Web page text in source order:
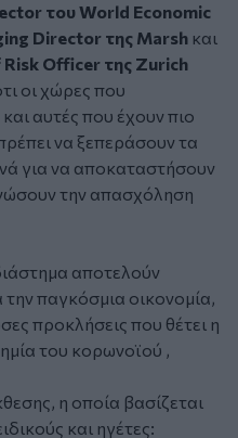
του World Economic
Director της Marsh και
Officer της Zurich
οι χώρες που
αυτές που έχουν πιο
να ξεπεράσουν τα
για να αποκαταστήσουν
την απασχόληση
αποτελούν
παγκόσμια οικονομία,
προκλήσεις που θέτει η
του κορωνοϊού ,
η οποία βασίζεται
και ηγέτες: